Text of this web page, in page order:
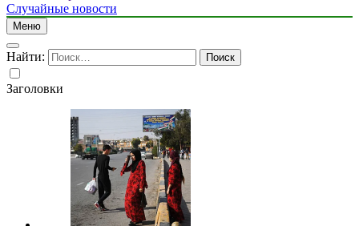
Случайные новости
Меню
Найти:
Заголовки